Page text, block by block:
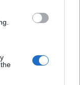
ώρα 21:00
και της Π.Ε.